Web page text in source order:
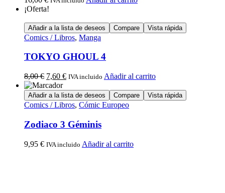
¡Oferta!
Añadir a la lista de deseos Compare Vista rápida
Comics / Libros, Manga
TOKYO GHOUL 4
8,00€ 7,60 € IVA incluido Añadir al carrito
Añadir a la lista de deseos Compare Vista rápida
Comics / Libros, Cómic Europeo
Zodiaco 3 Géminis
9,95 € IVA incluido Añadir al carrito